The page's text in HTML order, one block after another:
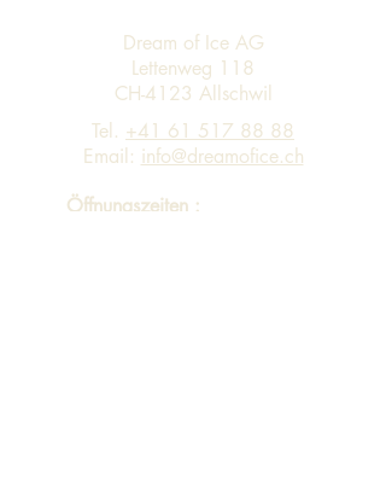
Dream of Ice AG
Lettenweg 118
CH-4123 Allschwil
Tel. +41 61 517 88 88
Email: info@dreamofice.ch
Öffnungszeiten :